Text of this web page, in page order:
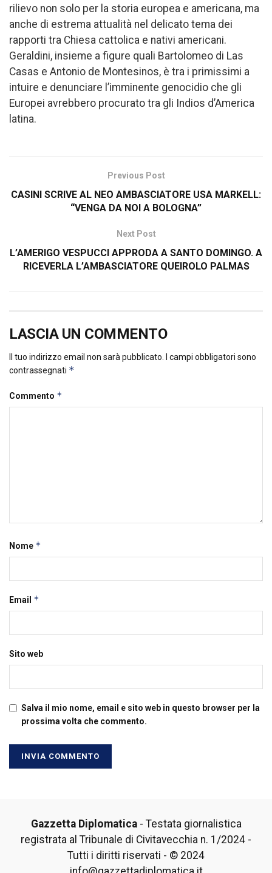
rilievo non solo per la storia europea e americana, ma
anche di estrema attualità nel delicato tema dei
rapporti tra Chiesa cattolica e nativi americani.
Geraldini, insieme a figure quali Bartolomeo di Las
Casas e Antonio de Montesinos, è tra i primissimi a
intuire e denunciare l’imminente genocidio che gli
Europei avrebbero procurato tra gli Indios d’America
latina.
Previous Post
CASINI SCRIVE AL NEO AMBASCIATORE USA MARKELL:
“VENGA DA NOI A BOLOGNA”
Next Post
L’AMERIGO VESPUCCI APPRODA A SANTO DOMINGO. A
RICEVERLA L’AMBASCIATORE QUEIROLO PALMAS
LASCIA UN COMMENTO
Il tuo indirizzo email non sarà pubblicato.
I campi obbligatori sono
contrassegnati *
Commento *
Nome *
Email *
Sito web
Salva il mio nome, email e sito web in questo browser per la
prossima volta che commento.
Gazzetta Diplomatica- Testata giornalistica
registrata al Tribunale di Civitavecchia n. 1/2024 -
Tutti i diritti riservati - © 2024